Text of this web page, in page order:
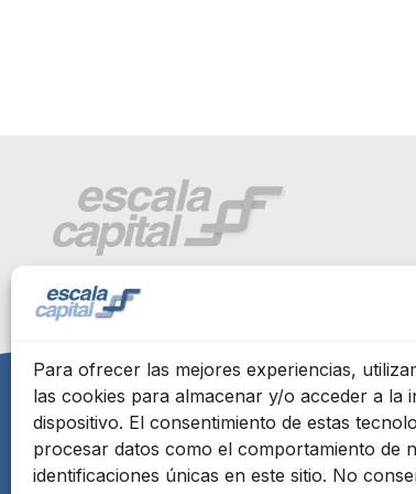
Para ofrecer las mejores experiencias,
las cookies para almacenar y/o acceder a la
dispositivo. El consentimiento de estas
procesar datos como el comportamiento de
identificaciones únicas en este sitio. No
Inicio
Quiénes somos Servicios